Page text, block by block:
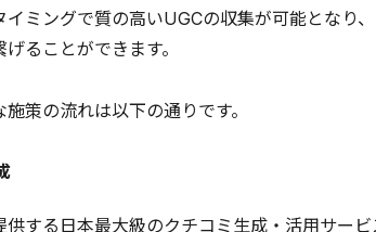
イミングで質の高いUGCの収集が可能となり
ることができます。
策の流れは以下の通りです。
する日本最大級のクチコミ生成・活用サービ